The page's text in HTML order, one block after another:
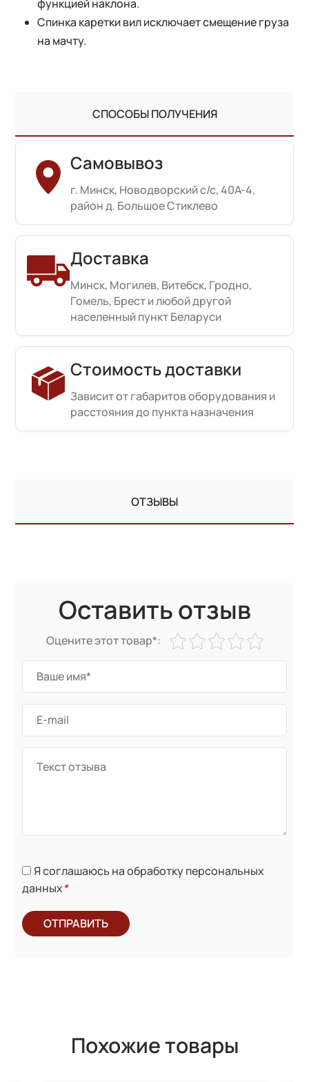
функцией наклона.
Спинка каретки вил исключает смещение груза
на мачту.
СПОСОБЫ ПОЛУЧЕНИЯ
Самовывоз
г. Минск, Новодворский с/с, 40А-4,
район д. Большое Стиклево
Доставка
Минск, Могилев, Витебск, Гродно,
Гомель, Брест и любой другой
населенный пункт Беларуси
Стоимость доставки
Зависит от габаритов оборудования и
расстояния до пункта назначения
ОТЗЫВЫ
Оставить отзыв
Оцените этот товар*:
Я соглашаюсь на обработку персональных
данных*
ОТПРАВИТЬ
Похожие товары